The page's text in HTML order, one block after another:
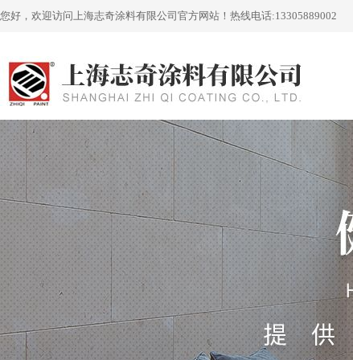
您好，欢迎访问上海志奇涂料有限公司官方网站！ 热线电话:13305889002